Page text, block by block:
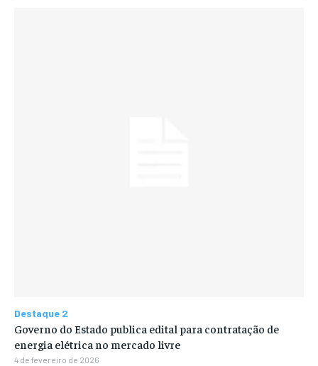
Destaque 2
Governo do Estado publica edital para contratação de
energia elétrica no mercado livre
4 de fevereiro de 2026